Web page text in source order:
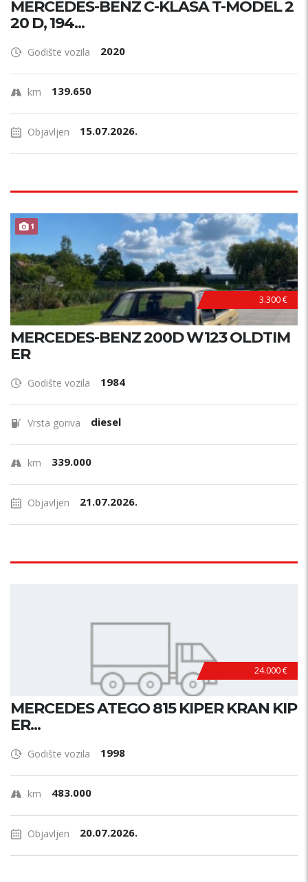
MERCEDES-BENZ C-KLASA T-MODEL 2
20 D, 194...
Godište vozila 2020
km 139.650
Objavljen 15.07.2026.
1
3.300 €
MERCEDES-BENZ 200D W123 OLDTIM
ER
Godište vozila 1984
Vrsta goriva diesel
km 339.000
Objavljen 21.07.2026.
24.000 €
MERCEDES ATEGO 815 KIPER KRAN KIP
ER...
Godište vozila 1998
km 483.000
Objavljen 20.07.2026.